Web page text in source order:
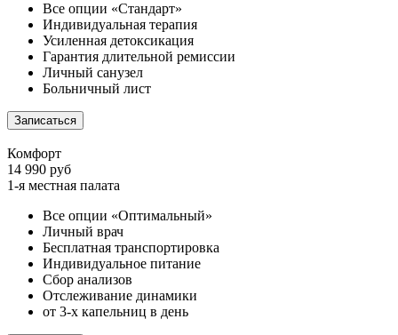
Все опции «Стандарт»
Индивидуальная терапия
Усиленная детоксикация
Гарантия длительной ремиссии
Личный санузел
Больничный лист
Записаться
Комфорт
14 990 руб
1-я местная палата
Все опции «Оптимальный»
Личный врач
Бесплатная транспортировка
Индивидуальное питание
Сбор анализов
Отслеживание динамики
от 3-х капельниц в день